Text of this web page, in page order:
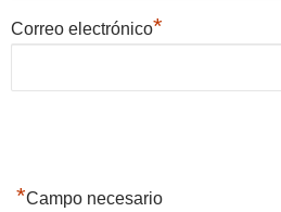
Correo electrónico*
*Campo necesario